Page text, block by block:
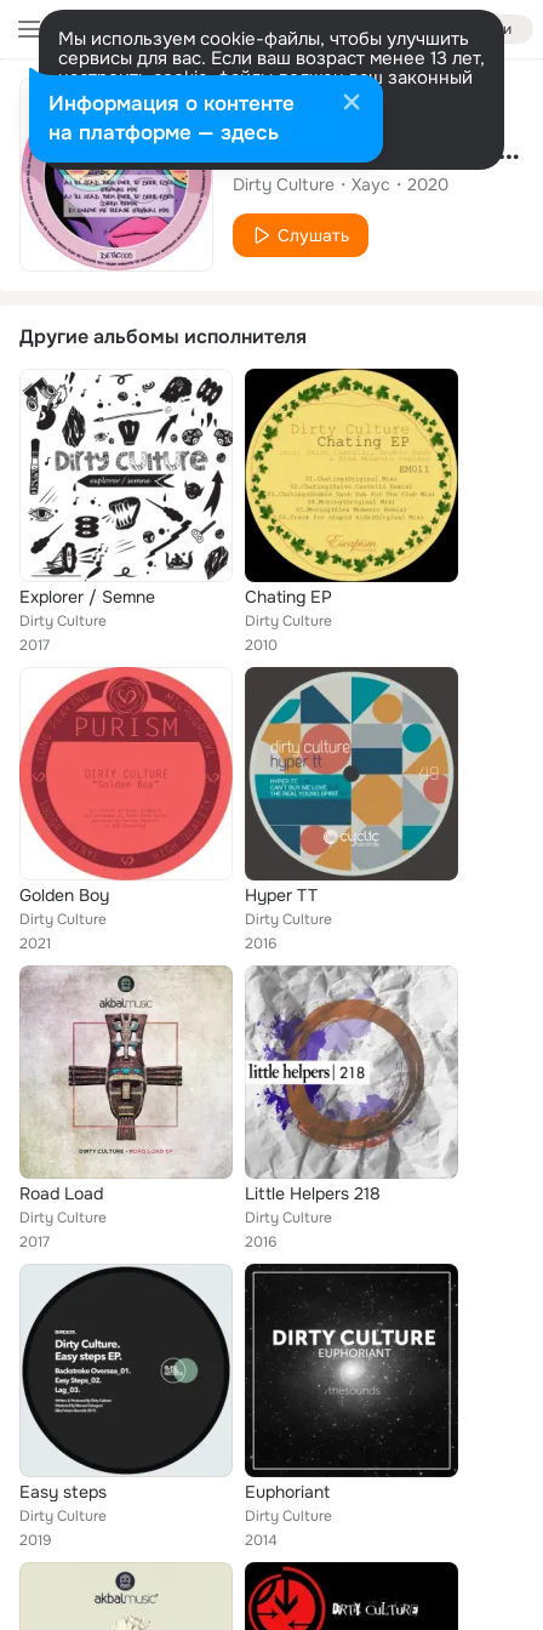
Войти
Мы используем cookie-файлы, чтобы улучшить
сервисы для вас. Если ваш возраст менее 13 лет,
настроить cookie-файлы должен ваш законный
представитель. Больше информации
Разрешить все Настроить
Альбом
I'll Lead Them Over To Your Eyes
Dirty Culture Хаус 2020
Слушать
Другие альбомы исполнителя
Explorer / Semne
Dirty Culture
2017
Chating EP
Dirty Culture
2010
Golden Boy
Dirty Culture
2021
Hyper TT
Dirty Culture
2016
Road Load
Dirty Culture
2017
Little Helpers 218
Dirty Culture
2016
Easy steps
Dirty Culture
2019
Euphoriant
Dirty Culture
2014
Информация о контенте
на платформе — здесь